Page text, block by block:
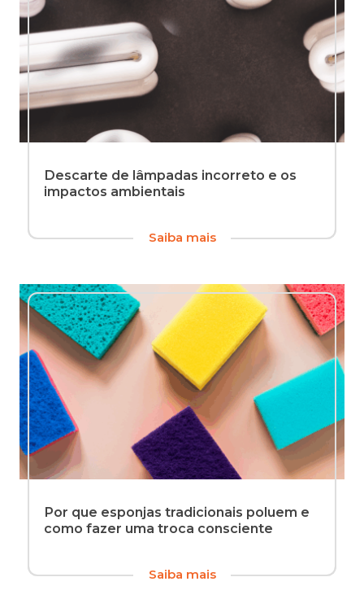
Descarte de lâmpadas incorreto e os
impactos ambientais
Saiba mais
Por que esponjas tradicionais poluem e
como fazer uma troca consciente
Saiba mais